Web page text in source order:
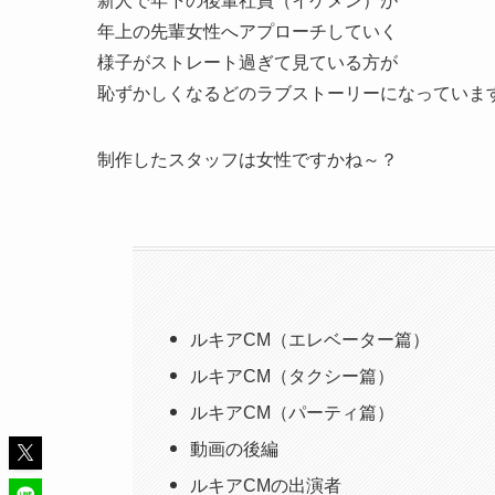
年上の先輩女性へアプローチしていく
様子がストレート過ぎて見ている方が
恥ずかしくなるどのラブストーリーになっていま
制作したスタッフは女性ですかね～？
ルキアCM（エレベーター篇）
ルキアCM（タクシー篇）
ルキアCM（パーティ篇）
動画の後編
ルキアCMの出演者